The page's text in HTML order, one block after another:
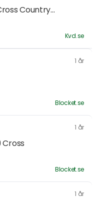
Country...
Kvd.se
1 år
Blocket.se
1 år
Cross
Blocket.se
1 år